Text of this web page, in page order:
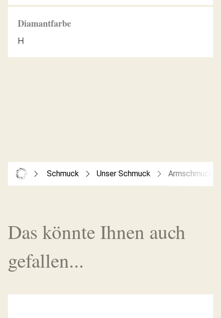
Diamantfarbe
H
Schmuck Unser Schmuck Armschmuck
Das könnte Ihnen auch
gefallen...